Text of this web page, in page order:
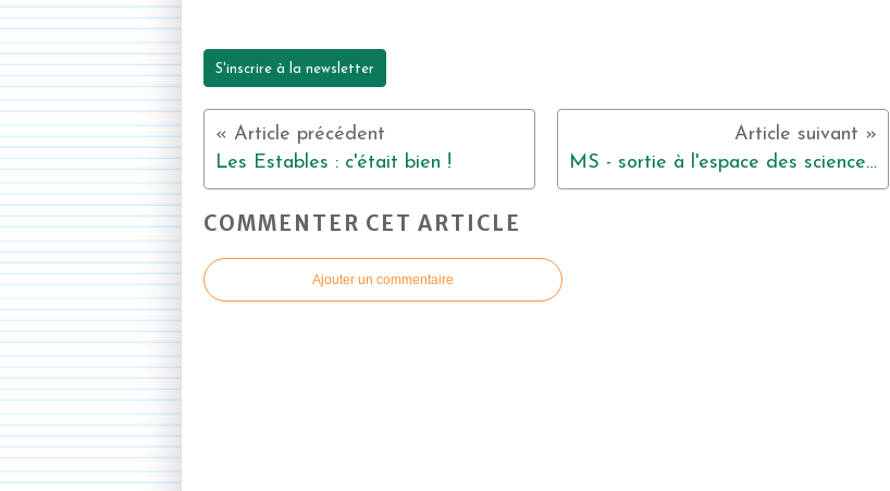
S'inscrire à la newsletter
Les Estables : c'était bien ! MS - sortie à l'espace des sciences à Rennes
COMMENTER CET ARTICLE
Ajouter un commentaire